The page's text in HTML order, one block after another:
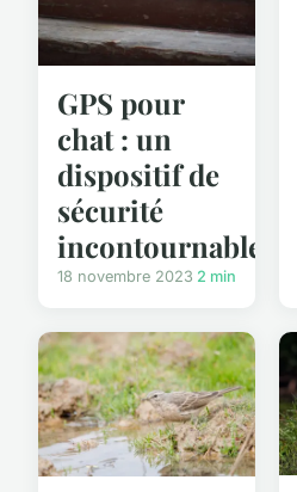
GPS pour
chat : un
dispositif de
sécurité
incontournable
18 novembre 2023 2 min